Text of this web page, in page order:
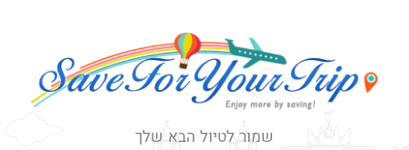
שמור לטיול הבא שלך